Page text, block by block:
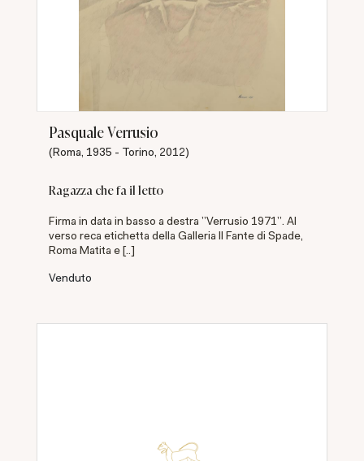
Pasquale Verrusio
(Roma, 1935 - Torino, 2012)
Ragazza che fa il letto
Firma in data in basso a destra "Verrusio 1971". Al
verso reca etichetta della Galleria Il Fante di Spade,
Roma Matita e [..]
Venduto